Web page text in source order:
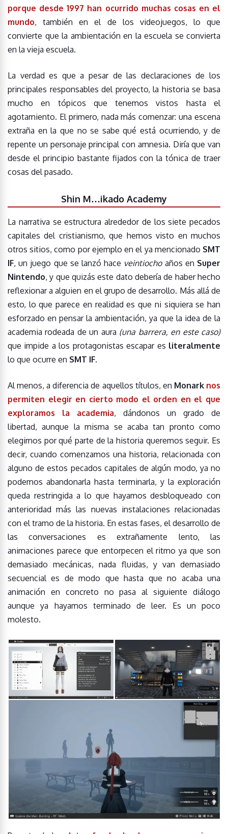
porque desde 1997 han ocurrido muchas cosas en el
mundo, también en el de los videojuegos, lo que
convierte que la ambientación en la escuela se convierta
en la vieja escuela.
La verdad es que a pesar de las declaraciones de los
principales responsables del proyecto, la historia se basa
mucho en tópicos que tenemos vistos hasta el
agotamiento. El primero, nada más comenzar: una escena
extraña en la que no se sabe qué está ocurriendo, y de
repente un personaje principal con amnesia. Diría que van
desde el principio bastante fijados con la tónica de traer
cosas del pasado.
Shin M…ikado Academy
La narrativa se estructura alrededor de los siete pecados
capitales del cristianismo, que hemos visto en muchos
otros sitios, como por ejemplo en el ya mencionado SMT
IF, un juego que se lanzó hace veintiocho años en Super
Nintendo, y que quizás este dato debería de haber hecho
reflexionar a alguien en el grupo de desarrollo. Más allá de
esto, lo que parece en realidad es que ni siquiera se han
esforzado en pensar la ambientación, ya que la idea de la
academia rodeada de un aura (una barrera, en este caso)
que impide a los protagonistas escapar es literalmente
lo que ocurre en SMT IF.
Al menos, a diferencia de aquellos títulos, en Monark nos
permiten elegir en cierto modo el orden en el que
exploramos la academia, dándonos un grado de
libertad, aunque la misma se acaba tan pronto como
elegimos por qué parte de la historia queremos seguir. Es
decir, cuando comenzamos una historia, relacionada con
alguno de estos pecados capitales de algún modo, ya no
podemos abandonarla hasta terminarla, y la exploración
queda restringida a lo que hayamos desbloqueado con
anterioridad más las nuevas instalaciones relacionadas
con el tramo de la historia. En estas fases, el desarrollo de
las conversaciones es extrañamente lento, las
animaciones parece que entorpecen el ritmo ya que son
demasiado mecánicas, nada fluidas, y van demasiado
secuencial es de modo que hasta que no acaba una
animación en concreto no pasa al siguiente diálogo
aunque ya hayamos terminado de leer. Es un poco
molesto.